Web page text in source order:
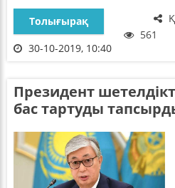
Толығырақ
561
30-10-2019, 10:40
Президент
бас тартуды